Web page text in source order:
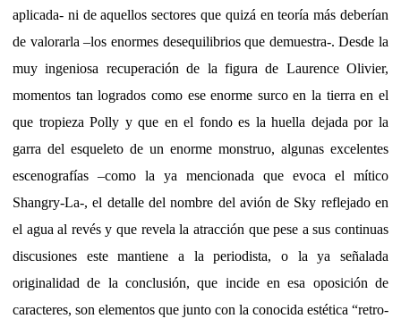
aplicada- ni de aquellos sectores que quizá en teoría más deberían
de valorarla –los enormes desequilibrios que demuestra-. Desde la
muy ingeniosa recuperación de la figura de Laurence Olivier,
momentos tan logrados como ese enorme surco en la tierra en el
que tropieza Polly y que en el fondo es la huella dejada por la
garra del esqueleto de un enorme monstruo, algunas excelentes
escenografías –como la ya mencionada que evoca el mítico
Shangry-La-, el detalle del nombre del avión de Sky reflejado en
el agua al revés y que revela la atracción que pese a sus continuas
discusiones este mantiene a la periodista, o la ya señalada
originalidad de la conclusión, que incide en esa oposición de
caracteres, son elementos que junto con la conocida estética “retro-